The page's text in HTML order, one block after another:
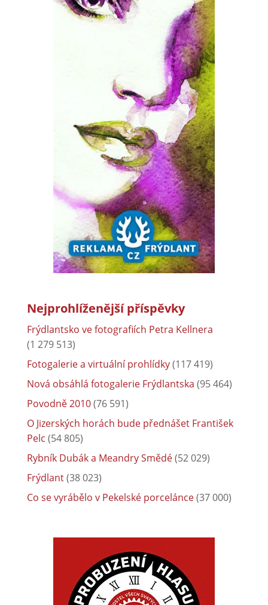
Nejprohlíženější příspěvky
Frýdlantsko ve fotografiích Petra Kellnera
(1 279 513)
Fotogalerie a virtuální prohlídky(117 419)
Nová obsáhlá fotogalerie Frýdlantska (95 464)
Povodně 2010(76 591)
O Jizerských horách bude přednášet František
Pelc (54 805)
Rybník Dubák a Meandry Smědé(52 029)
Frýdlant(38 023)
Co se vyrábělo v Pekelské porcelánce(37 000)